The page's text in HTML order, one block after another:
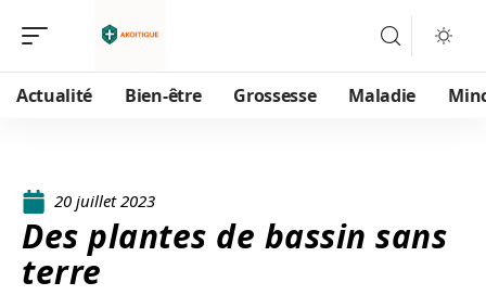
Actualité Bien-être Grossesse Maladie
20 juillet 2023
Des plantes de bassin sans
terre